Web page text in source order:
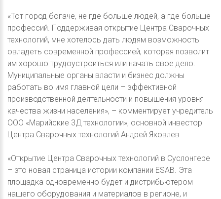
«Тот город богаче, не где больше людей, а где больше
профессий. Поддерживая открытие Центра Сварочных
технологий, мне хотелось дать людям возможность
овладеть современной профессией, которая позволит
им хорошо трудоустроиться или начать свое дело.
Муниципальные органы власти и бизнес должны
работать во имя главной цели – эффективной
производственной деятельности и повышения уровня
качества жизни населения», – комментирует учредитель
ООО «Марийские 3Д технологии», основной инвестор
Центра Сварочных технологий Андрей Яковлев
«Открытие Центра Сварочных технологий в Суслонгере
– это новая страница истории компании ESAB. Эта
площадка одновременно будет и дистрибьютером
нашего оборудования и материалов в регионе, и